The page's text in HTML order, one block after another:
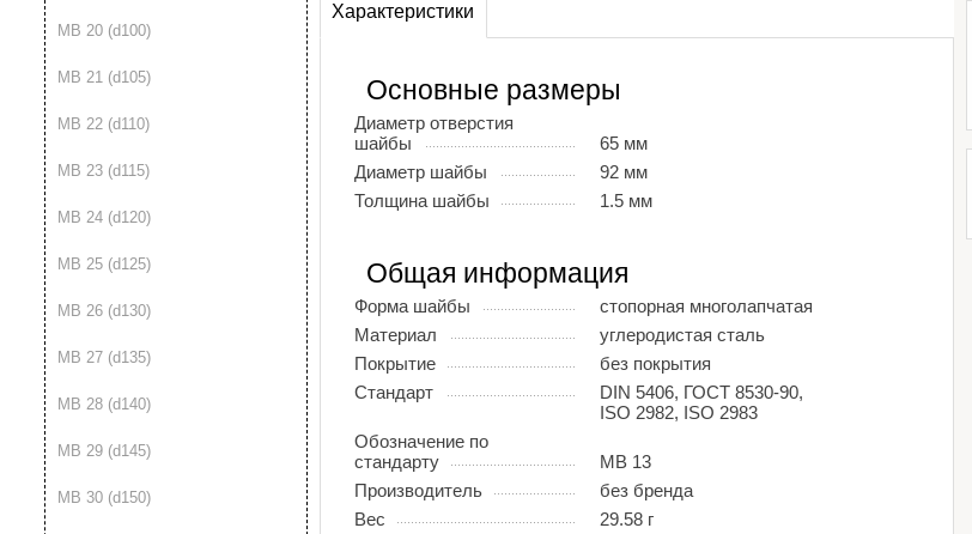
MB 20 (d100)
MB 21 (d105)
MB 22 (d110)
MB 23 (d115)
MB 24 (d120)
MB 25 (d125)
MB 26 (d130)
MB 27 (d135)
MB 28 (d140)
MB 29 (d145)
MB 30 (d150)
Характеристики
Основные размеры
Диаметр отверстия
шайбы
65 мм
Диаметр шайбы
92 мм
Толщина шайбы
1.5 мм
Общая информация
Форма шайбы
стопорная многолапчатая
Материал
углеродистая сталь
Покрытие
без покрытия
Стандарт
DIN 5406, ГОСТ 8530-90,
ISO 2982, ISO 2983
Обозначение по
стандарту
MB 13
Производитель
без бренда
Вес
29.58 г